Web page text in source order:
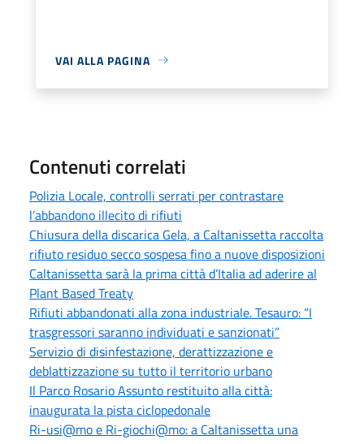
VAI ALLA PAGINA
Contenuti correlati
Polizia Locale, controlli serrati per contrastare
l’abbandono illecito di rifiuti
Chiusura della discarica Gela, a Caltanissetta raccolta
rifiuto residuo secco sospesa fino a nuove disposizioni
Caltanissetta sarà la prima città d’Italia ad aderire al
Plant Based Treaty
Rifiuti abbandonati alla zona industriale. Tesauro: “I
trasgressori saranno individuati e sanzionati”
Servizio di disinfestazione, derattizzazione e
deblattizzazione su tutto il territorio urbano
Il Parco Rosario Assunto restituito alla città:
inaugurata la pista ciclopedonale
Ri-usi@mo e Ri-giochi@mo: a Caltanissetta una